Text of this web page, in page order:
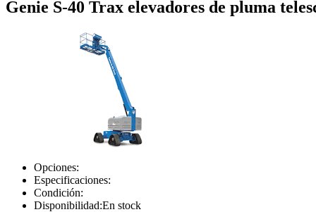
Genie S-40 Trax elevadores de pluma
Opciones:
Especificaciones:
Condición:
Disponibilidad:En stock